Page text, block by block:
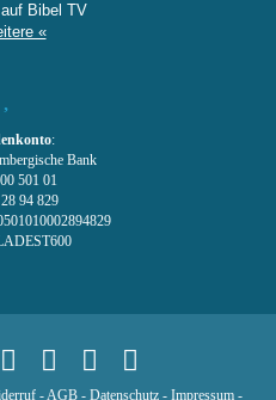
Bibel TV
«
:
Bank
501 01
94 829
-AGB- Datenschutz- Impressum-